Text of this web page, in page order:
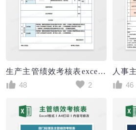
生产主管绩效考核表excel模版
48
2
46